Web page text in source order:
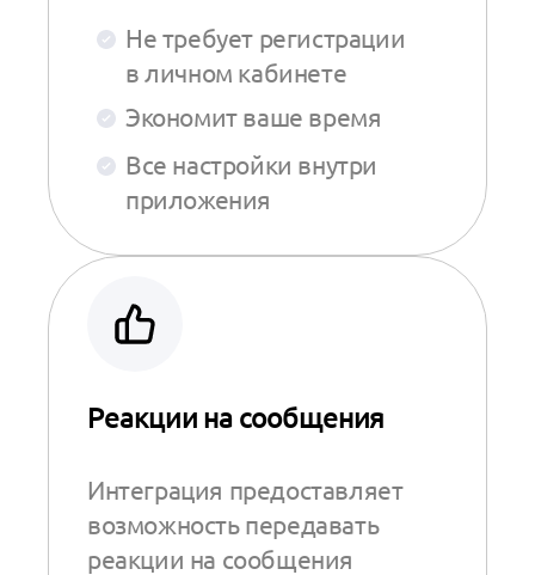
Не требует регистрации
в личном кабинете
Экономит ваше время
Все настройки внутри
приложения
Реакции на сообщения
Интеграция предоставляет
возможность передавать
реакции на сообщения